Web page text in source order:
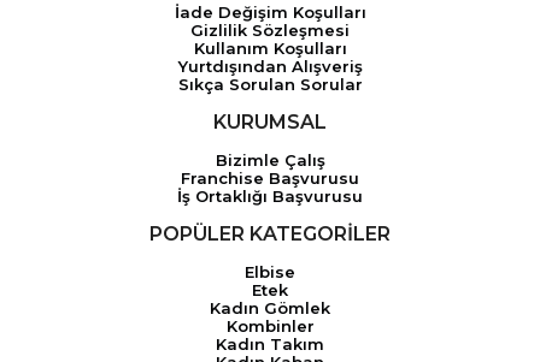
İade Değişim Koşulları
Gizlilik Sözleşmesi
Kullanım Koşulları
Yurtdışından Alışveriş
Sıkça Sorulan Sorular
KURUMSAL
Bizimle Çalış
Franchise Başvurusu
İş Ortaklığı Başvurusu
POPÜLER KATEGORİLER
Elbise
Etek
Kadın Gömlek
Kombinler
Kadın Takım